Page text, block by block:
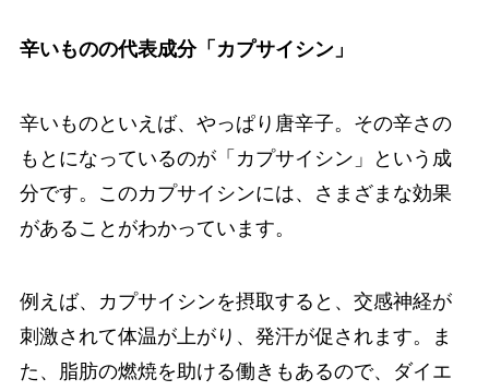
辛いものの代表成分「カプサイシン」
辛いものといえば、やっぱり唐辛子。その辛さの
もとになっているのが「カプサイシン」という成
分です。このカプサイシンには、さまざまな効果
があることがわかっています。
例えば、カプサイシンを摂取すると、交感神経が
刺激されて体温が上がり、発汗が促されます。ま
た、脂肪の燃焼を助ける働きもあるので、ダイエ